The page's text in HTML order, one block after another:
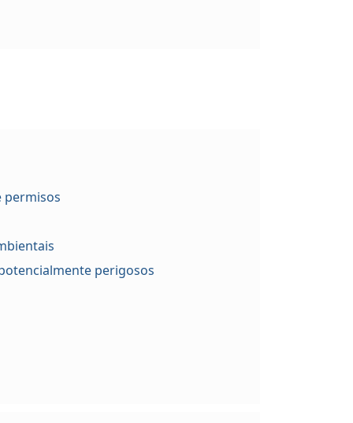
permisos
perigosos